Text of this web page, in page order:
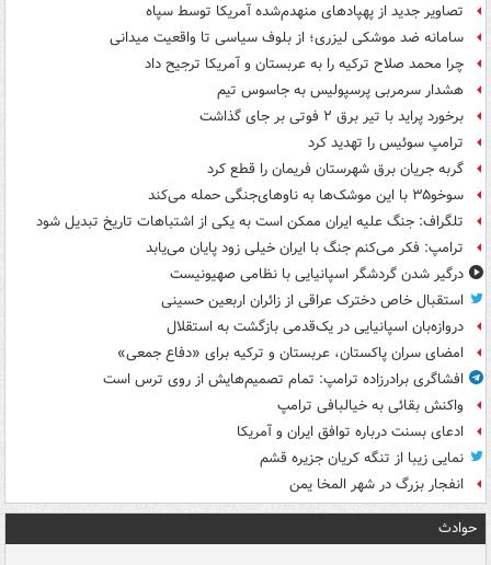
تصاویر جدید از پهپادهای منهدم‌شده آمریکا توسط سپاه
سامانه ضد موشکی لیزری؛ از بلوف سیاسی تا واقعیت میدانی
چرا محمد صلاح ترکیه را به عربستان و آمریکا ترجیح داد
هشدار سرمربی پرسپولیس به جاسوس تیم
برخورد پراید با تیر برق ۲ فوتی بر جای گذاشت
ترامپ سوئیس را تهدید کرد
گربه جریان برق شهرستان فریمان را قطع کرد
سوخو۳۵ با این موشک‌ها به ناوهای‌جنگی حمله می‌کند
تلگراف: جنگ علیه ایران ممکن است به یکی از اشتباهات تاریخ تبدیل شود
ترامپ: فکر می‌کنم جنگ با ایران خیلی زود پایان می‌یابد
درگیر شدن گردشگر اسپانیایی با نظامی صهیونیست
استقبال خاص دخترک عراقی از زائران اربعین حسینی
دروازه‌بان اسپانیایی در یک‌قدمی بازگشت به استقلال
امضای سران پاکستان، عربستان و ترکیه برای «دفاع جمعی»
افشاگری برادرزاده ترامپ: تمام تصمیم‌هایش از روی ترس است
واکنش بقائی به خیالبافی ترامپ
ادعای بسنت درباره توافق ایران و آمریکا
نمایی زیبا از تنگه کریان جزیره قشم
انفجار بزرگ در شهر المخا یمن
حوادث